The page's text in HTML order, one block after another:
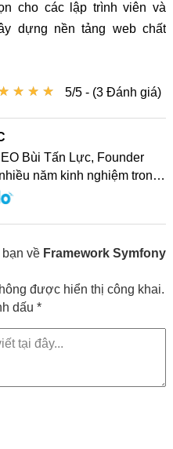
cho các lập trình viên và
dựng nền tảng web chất
★ ★ ★
★ ★ ★ 5/5 - (3 Đánh giá)
Bùi Tấn Lực, Founder
năm kinh nghiệm trong
website, SEO và chia sẻ
về Framework Symfony
được hiển thị công khai.
dấu *